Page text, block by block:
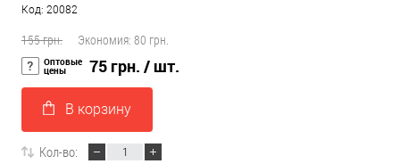
Код: 20082
155 грн. Экономия: 80 грн.
Оптовые
цены 75 грн. / шт.
В корзину
Кол-во: